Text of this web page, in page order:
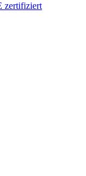
zertifiziert